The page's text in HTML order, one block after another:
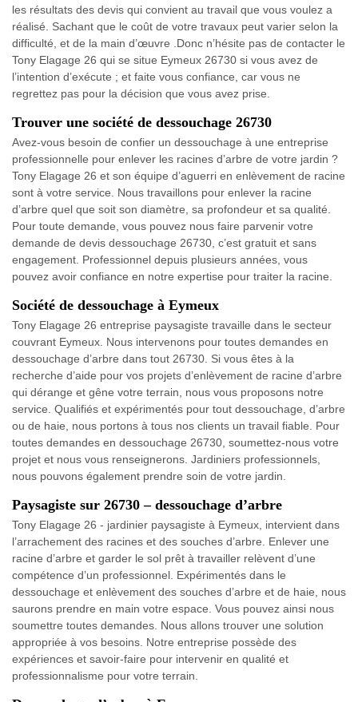
les résultats des devis qui convient au travail que vous voulez a
réalisé. Sachant que le coût de votre travaux peut varier selon la
difficulté, et de la main d’œuvre .Donc n’hésite pas de contacter le
Tony Elagage 26 qui se situe Eymeux 26730 si vous avez de
l’intention d’exécute ; et faite vous confiance, car vous ne
regrettez pas pour la décision que vous avez prise.
Trouver une société de dessouchage 26730
Avez-vous besoin de confier un dessouchage à une entreprise
professionnelle pour enlever les racines d’arbre de votre jardin ?
Tony Elagage 26 et son équipe d’aguerri en enlèvement de racine
sont à votre service. Nous travaillons pour enlever la racine
d’arbre quel que soit son diamètre, sa profondeur et sa qualité.
Pour toute demande, vous pouvez nous faire parvenir votre
demande de devis dessouchage 26730, c’est gratuit et sans
engagement. Professionnel depuis plusieurs années, vous
pouvez avoir confiance en notre expertise pour traiter la racine.
Société de dessouchage à Eymeux
Tony Elagage 26 entreprise paysagiste travaille dans le secteur
couvrant Eymeux. Nous intervenons pour toutes demandes en
dessouchage d’arbre dans tout 26730. Si vous êtes à la
recherche d’aide pour vos projets d’enlèvement de racine d’arbre
qui dérange et gêne votre terrain, nous vous proposons notre
service. Qualifiés et expérimentés pour tout dessouchage, d’arbre
ou de haie, nous portons à tous nos clients un travail fiable. Pour
toutes demandes en dessouchage 26730, soumettez-nous votre
projet et nous vous renseignerons. Jardiniers professionnels,
nous pouvons également prendre soin de votre jardin.
Paysagiste sur 26730 – dessouchage d’arbre
Tony Elagage 26 - jardinier paysagiste à Eymeux, intervient dans
l’arrachement des racines et des souches d’arbre. Enlever une
racine d’arbre et garder le sol prêt à travailler relèvent d’une
compétence d’un professionnel. Expérimentés dans le
dessouchage et enlèvement des souches d’arbre et de haie, nous
saurons prendre en main votre espace. Vous pouvez ainsi nous
soumettre toutes demandes. Nous allons trouver une solution
appropriée à vos besoins. Notre entreprise possède des
expériences et savoir-faire pour intervenir en qualité et
professionnalisme pour votre terrain.